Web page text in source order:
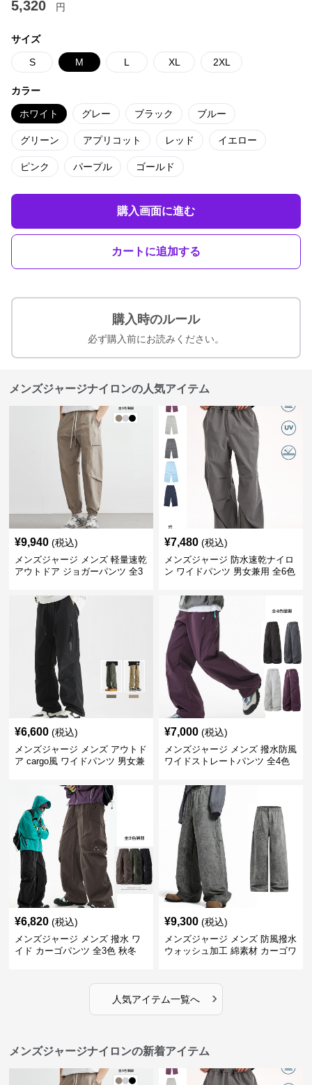
5,320 円
サイズ
S M L XL 2XL
カラー
ホワイト グレー ブラック ブルー
グリーン アプリコット レッド イエロー
ピンク パープル ゴールド
購入画面に進む
カートに追加する
購入時のルール
必ず購入前にお読みください。
メンズジャージナイロンの人気アイテム
¥9,940 (税込)
メンズジャージ メンズ 軽量速乾
アウトドア ジョガーパンツ 全3
¥7,480 (税込)
メンズジャージ 防水速乾ナイロ
ン ワイドパンツ 男女兼用 全6色
¥6,600 (税込)
メンズジャージ メンズ アウトド
ア cargo風 ワイドパンツ 男女兼
¥7,000 (税込)
メンズジャージ メンズ 撥水防風
ワイドストレートパンツ 全4色
¥6,820 (税込)
メンズジャージ メンズ 撥水 ワ
イド カーゴパンツ 全3色 秋冬
¥9,300 (税込)
メンズジャージ メンズ 防風撥水
ウォッシュ加工 綿素材 カーゴワ
人気アイテム一覧へ ›
メンズジャージナイロンの新着アイテム